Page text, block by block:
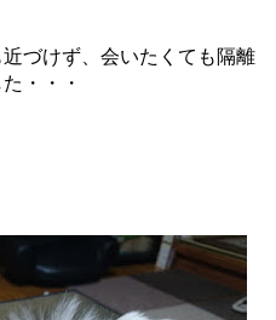
づけず、会いたくても隔離
・・・